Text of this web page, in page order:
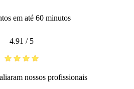
em até 60 minutos
4.91 / 5
nossos profissionais